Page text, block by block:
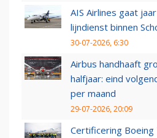
AIS Airlines gaat
lijndienst binnen
30-07-2026, 6:30
Airbus handhaaft
halfjaar: eind
per maand
29-07-2026, 20:09
Certificering